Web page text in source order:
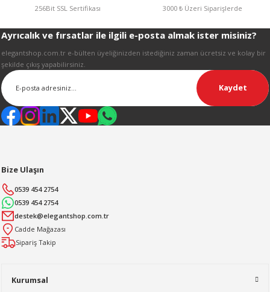
Gönder
256Bit SSL Sertifikası 3000 ₺ Üzeri Siparişlerde
Ayrıcalık ve fırsatlar ile ilgili e-posta almak ister misiniz?
elegantshop.com.tr e-bülten üyeliğinizden istediğiniz zaman ücretsiz ve kolay bir
şekilde çıkış yapabilirsiniz.
Kaydet
Kurumsal
Bize Ulaşın
0539 454 2754
0539 454 2754
destek@elegantshop.com.tr
Cadde Mağazası
Sipariş Takip